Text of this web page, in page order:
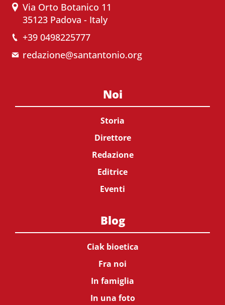
Via Orto Botanico 11
35123 Padova - Italy
+39 0498225777
redazione@santantonio.org
Noi
Storia
Direttore
Redazione
Editrice
Eventi
Blog
Ciak bioetica
Fra noi
In famiglia
In una foto